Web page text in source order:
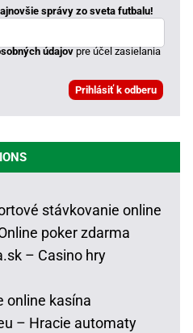
správy zo sveta futbalu!
údajovpre účel zasielania
stávkovanie online
poker zdarma
– Casino hry
online kasína
– Hracie automaty